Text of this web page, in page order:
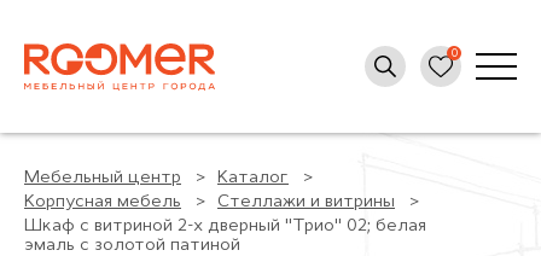
Мебельный центр
Каталог
Корпусная мебель
Стеллажи и витрины
Шкаф с витриной 2-х дверный "Трио" 02; белая
эмаль с золотой патиной